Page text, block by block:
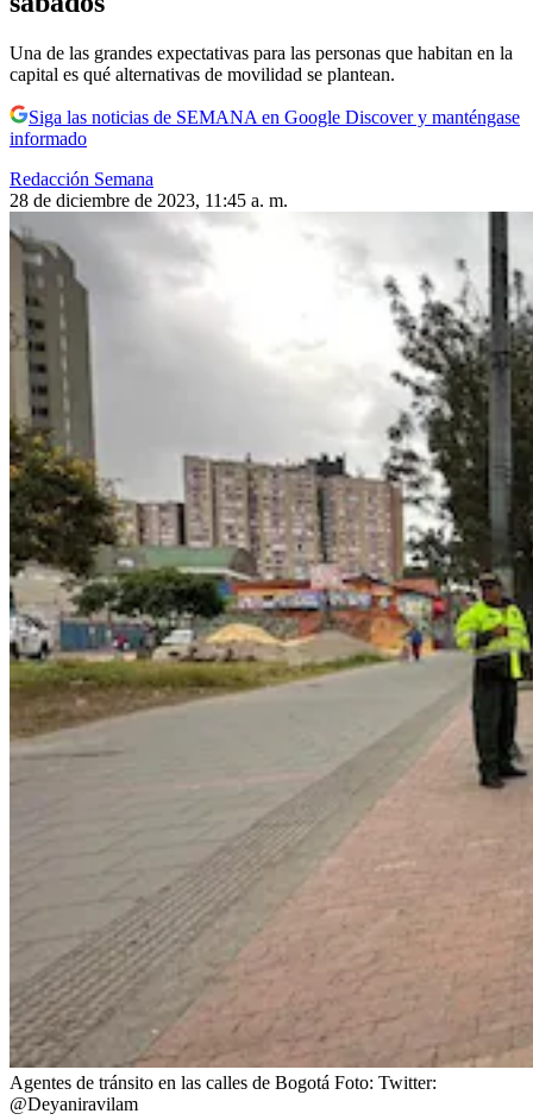
Una de las grandes expectativas para las personas que habitan en la
capital es qué alternativas de movilidad se plantean.
Siga las noticias de SEMANA en Google Discover y manténgase
informado
Redacción Semana
28 de diciembre de 2023, 11:45 a. m.
Agentes de tránsito en las calles de Bogotá Foto: Twitter:
@Deyaniravilam